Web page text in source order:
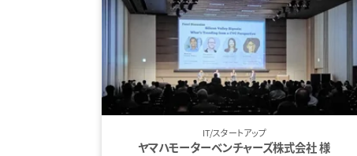
IT/スタートアップ
ヤマハモーターベンチャーズ株式会社 様